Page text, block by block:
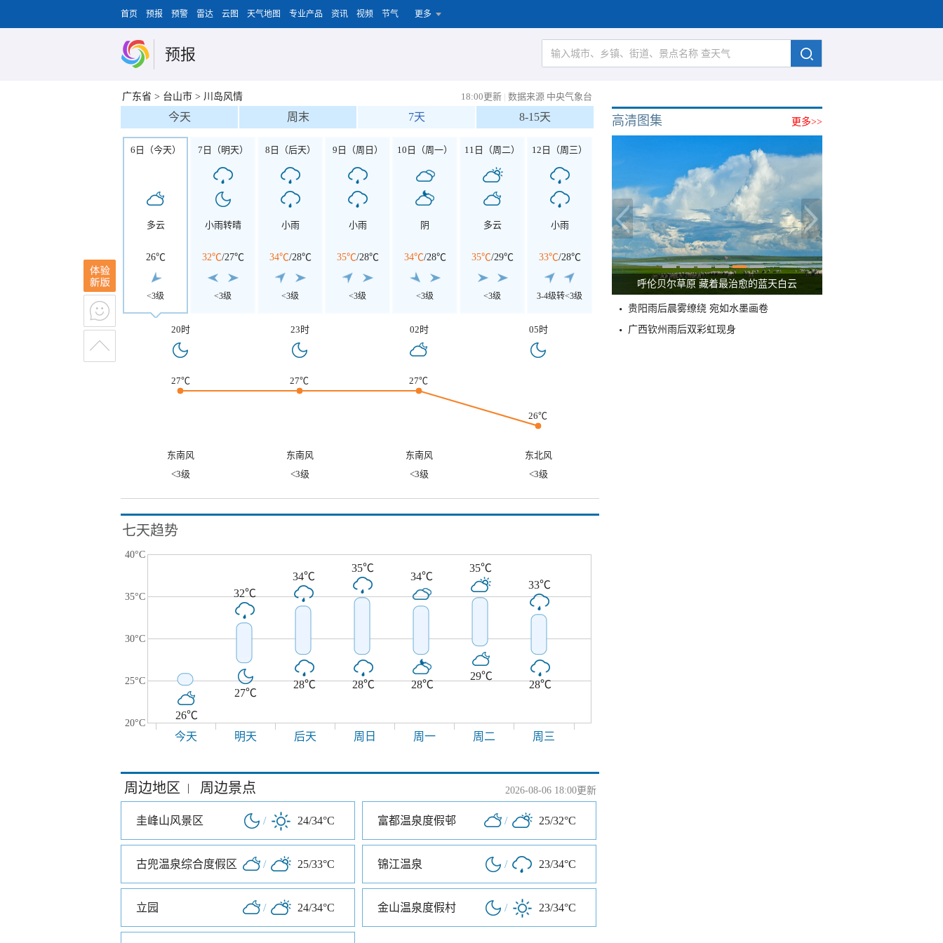
首页 预报 预警 雷达 云图 天气地图 专业产品 资讯 视频 节气 更多
预报
广东省 > 台山市 > 川岛风情 18:00更新 | 数据来源 中央气象台
今天 周末 7天 8-15天
6日（今天）
多云
26℃
<3级
7日（明天）
小雨转晴
32℃/27℃
<3级
8日（后天）
小雨
34℃/28℃
<3级
9日（周日）
小雨
35℃/28℃
<3级
10日（周一）
阴
34℃/28℃
<3级
11日（周二）
多云
35℃/29℃
<3级
12日（周三）
小雨
33℃/28℃
3-4级转<3级
20时 23时 02时 05时
27℃ 27℃ 27℃
26℃
东南风 东南风 东南风
东北风
<3级
<3级 <3级 <3级
七天趋势
40°C
35°C
30°C
25°C
20°C
26℃
32℃
27℃
34℃
28℃
35℃
28℃
34℃
28℃
35℃
29℃
33℃
28℃
今天 明天 后天 周日 周一 周二 周三
周边地区 | 周边景点 2026-08-06 18:00更新
圭峰山风景区 / 24/34°C 富都温泉度假邨 / 25/32°C
古兜温泉综合度假区 / 25/33°C 锦江温泉 / 23/34°C
立园 / 24/34°C 金山温泉度假村 / 23/34°C
更多>>
高清图集
呼伦贝尔草原 藏着最治愈的蓝天白云
贵阳雨后晨雾缭绕 宛如水墨画卷
广西钦州雨后双彩虹现身